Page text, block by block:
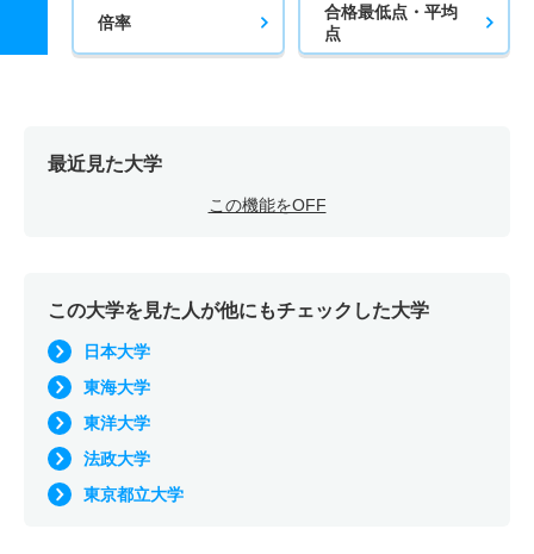
倍率
合格最低点・平均
点
最近見た大学
この機能をOFF
この大学を見た人が他にもチェックした大学
日本大学
東海大学
東洋大学
法政大学
東京都立大学